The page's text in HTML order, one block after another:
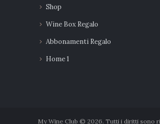
Shop
Wine Box Regalo
Abbonamenti Regalo
Home 1
My Wine Club © 2026. Tutti i diritti sono